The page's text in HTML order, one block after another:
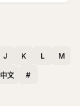
J K L M
中文 #